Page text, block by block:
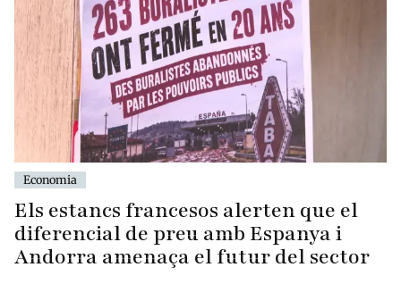
Economia
Els estancs francesos alerten que el
diferencial de preu amb Espanya i
Andorra amenaça el futur del sector